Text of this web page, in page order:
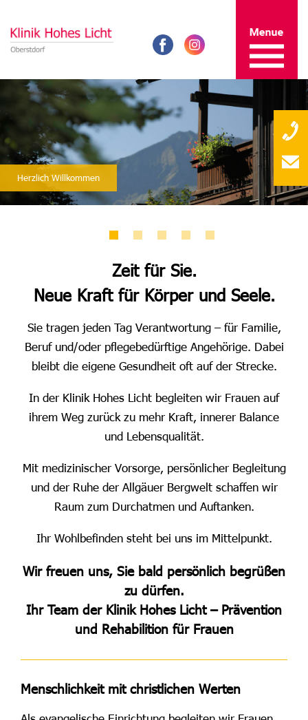
Herzlich Willkommen
Zeit für Sie.
Neue Kraft für Körper und Seele.
Sie tragen jeden Tag Verantwortung – für Familie,
Beruf und/oder pflegebedürftige Angehörige. Dabei
bleibt die eigene Gesundheit oft auf der Strecke.
In der Klinik Hohes Licht begleiten wir Frauen auf
ihrem Weg zurück zu mehr Kraft, innerer Balance
und Lebensqualität.
Mit medizinischer Vorsorge, persönlicher Begleitung
und der Ruhe der Allgäuer Bergwelt schaffen wir
Raum zum Durchatmen und Auftanken.
Ihr Wohlbefinden steht bei uns im Mittelpunkt.
Wir freuen uns, Sie bald persönlich begrüßen
zu dürfen.
Ihr Team der Klinik Hohes Licht – Prävention
und Rehabilition für Frauen
Menschlichkeit mit christlichen Werten